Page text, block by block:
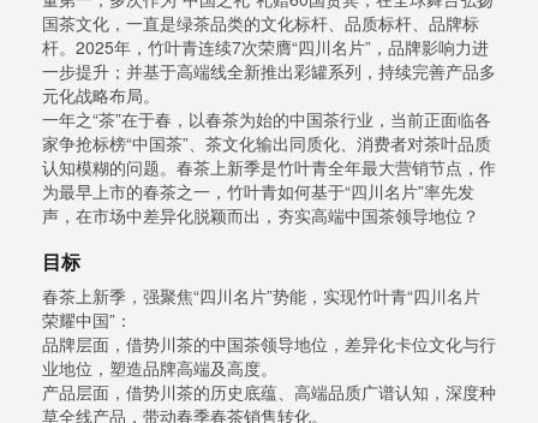
国茶文化，一直是绿茶品类的文化标杆、品质标杆、品牌标
杆。2025年，竹叶青连续7次荣膺“四川名片”，品牌影响力进
一步提升；并基于高端线全新推出彩罐系列，持续完善产品多
元化战略布局。
一年之“茶”在于春，以春茶为始的中国茶行业，当前正面临各
家争抢标榜“中国茶”、茶文化输出同质化、消费者对茶叶品质
认知模糊的问题。春茶上新季是竹叶青全年最大营销节点，作
为最早上市的春茶之一，竹叶青如何基于“四川名片”率先发
声，在市场中差异化脱颖而出，夯实高端中国茶领导地位？
目标
春茶上新季，强聚焦“四川名片”势能，实现竹叶青“四川名片
荣耀中国”：
品牌层面，借势川茶的中国茶领导地位，差异化卡位文化与行
业地位，塑造品牌高端及高度。
产品层面，借势川茶的历史底蕴、高端品质广谱认知，深度种
草全线产品，带动春季春茶销售转化。